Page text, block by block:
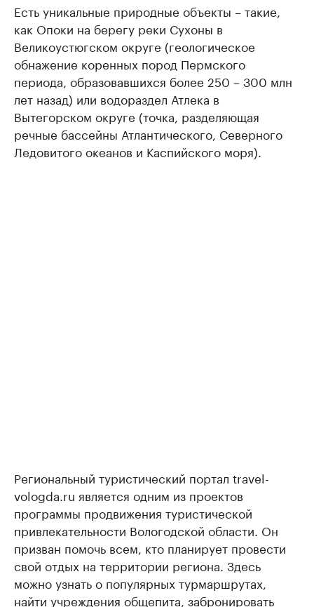
Есть уникальные природные объекты – такие,
как Опоки на берегу реки Сухоны в
Великоустюгском округе (геологическое
обнажение коренных пород Пермского
периода, образовавшихся более 250 – 300 млн
лет назад) или водораздел Атлека в
Вытегорском округе (точка, разделяющая
речные бассейны Атлантического, Северного
Ледовитого океанов и Каспийского моря).
Региональный туристический портал travel-
vologda.ru является одним из проектов
программы продвижения туристической
привлекательности Вологодской области. Он
призван помочь всем, кто планирует провести
свой отдых на территории региона. Здесь
можно узнать о популярных турмаршрутах,
найти учреждения общепита, забронировать